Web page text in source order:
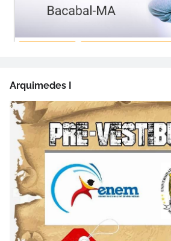
Arquimedes I